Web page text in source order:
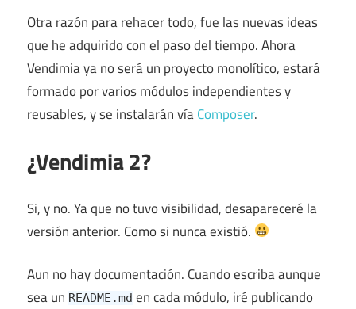
Otra razón para rehacer todo, fue las nuevas ideas
que he adquirido con el paso del tiempo. Ahora
Vendimia ya no será un proyecto monolítico, estará
formado por varios módulos independientes y
reusables, y se instalarán víaComposer.
¿Vendimia 2?
Si, y no. Ya que no tuvo visibilidad, desapareceré la
versión anterior. Como si nunca existió.
Aun no hay documentación. Cuando escriba aunque
sea un README.md en cada módulo, iré publicando